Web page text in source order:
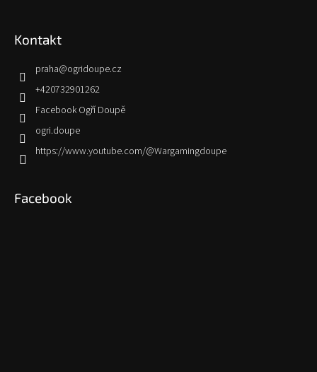
Kontakt
praha@ogridoupe.cz
+420732901262
Facebook Ogří Doupě
ogri.doupe
https://www.youtube.com/@Wargamingdoupe
Facebook